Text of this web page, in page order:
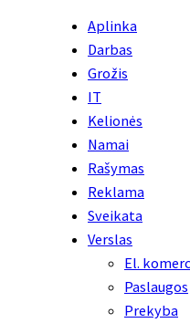
Aplinka
Darbas
Grožis
IT
Kelionės
Namai
Rašymas
Reklama
Sveikata
Verslas
El.
Paslaugos
Prekyba